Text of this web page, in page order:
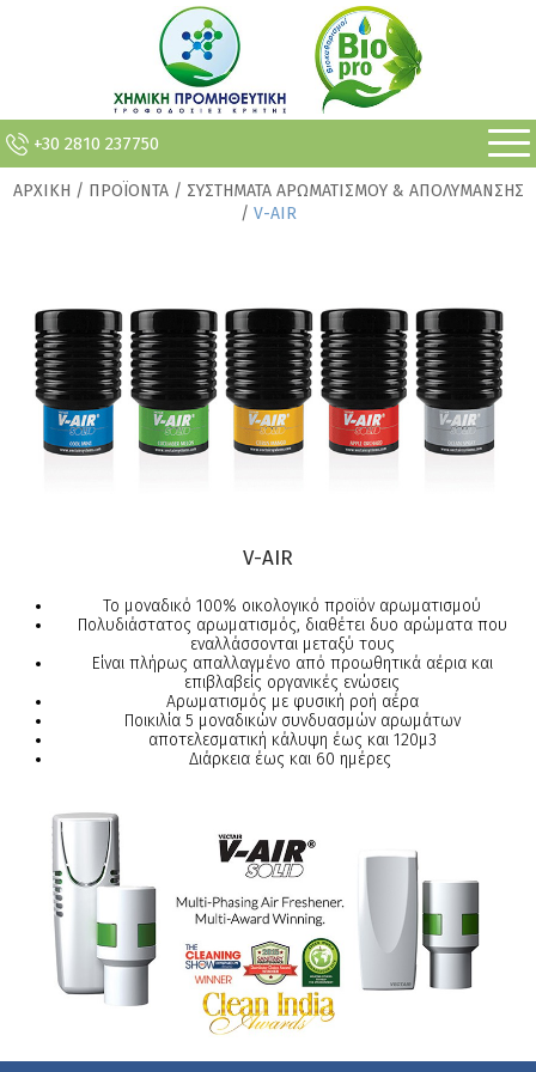
+30 2810 237750
ΑΡΧΙΚΗ / ΠΡΟΪΟΝΤΑ / ΣΥΣΤΗΜΑΤΑ ΑΡΩΜΑΤΙΣΜΟΥ & ΑΠΟΛΥΜΑΝΣΗΣ
/ V-AIR
V-AIR
Το μοναδικό 100% οικολογικό προϊόν αρωματισμού
Πολυδιάστατος αρωματισμός, διαθέτει δυο αρώματα που
εναλλάσσονται μεταξύ τους
Είναι πλήρως απαλλαγμένο από προωθητικά αέρια και
επιβλαβείς οργανικές ενώσεις
Αρωματισμός με φυσική ροή αέρα
Ποικιλία 5 μοναδικών συνδυασμών αρωμάτων
αποτελεσματική κάλυψη έως και 120μ3
Διάρκεια έως και 60 ημέρες